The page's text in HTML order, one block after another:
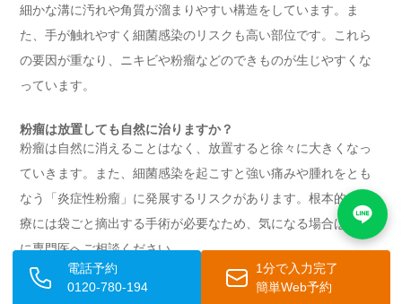
細かな溝に汚れや角質が溜まりやすい構造をしています。ま
た、手が触れやすく細菌感染のリスクも高い部位です。これら
の要因が重なり、ニキビや粉瘤などのできものが生じやすくな
っています。
粉瘤は放置しても自然に治りますか？
粉瘤は自然に消えることはなく、放置すると徐々に大きくなっ
ていきます。また、細菌感染を起こすと強い痛みや腫れをとも
なう「炎症性粉瘤」に発展するリスクがあります。根本的な治
療には袋ごと摘出する手術が必要なため、気になる場合は早め
に専門医へご相談ください。
できものを自分で潰してもよいですか？
電話予約
0120-780-194
1分で入力完了
簡単Web予約